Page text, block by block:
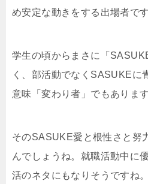
め安定な動きをする出場者です
学生の頃からまさに「
く、部活動でなくSASUKEに
意味「変わり者」でもありま
そのSASUKE愛と根性さと努
んでしょうね。就職活動中に
活のネタにもなりそうですね。